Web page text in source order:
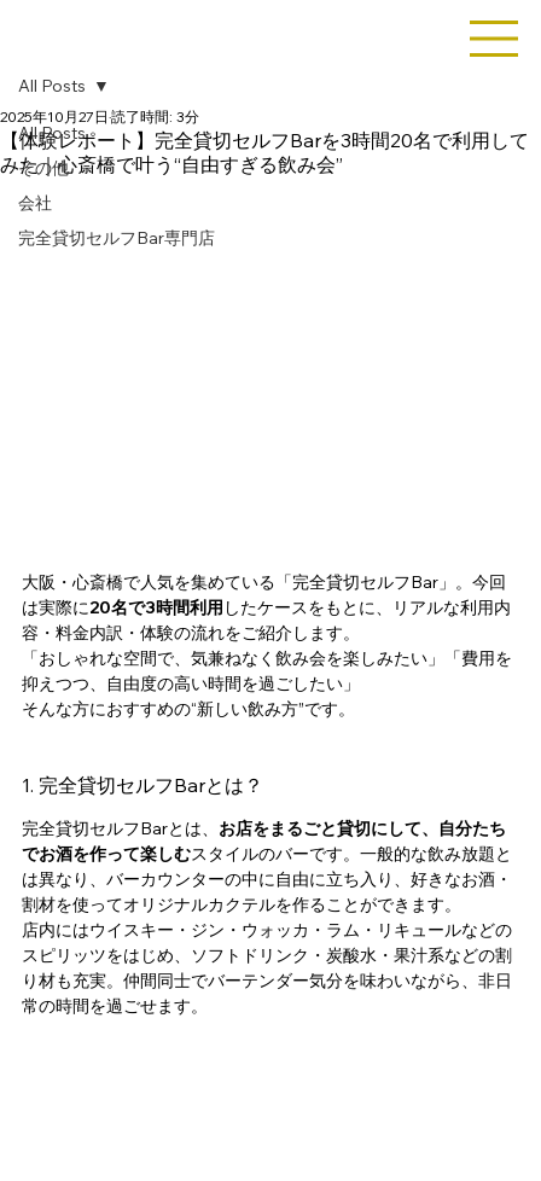
All Posts
その他
会社
完全貸切セルフBar専門店
All Posts
【体験レポート】完全貸切セルフBarを3時間20名で利用して
みた｜心斎橋で叶う“自由すぎる飲み会”
2025年10月27日 読了時間: 3分
大阪・心斎橋で人気を集めている「完全貸切セルフBar」。今回
は実際に20名で3時間利用 したケースをもとに、リアルな利用内
容・料金内訳・体験の流れをご紹介します。
「おしゃれな空間で、気兼ねなく飲み会を楽しみたい」「費用を
抑えつつ、自由度の高い時間を過ごしたい」
そんな方におすすめの“新しい飲み方”です。
1. 完全貸切セルフBarとは？
完全貸切セルフBarとは、 お店をまるごと貸切にして、自分たち
でお酒を作って楽しむスタイルのバーです。一般的な飲み放題と
は異なり、バーカウンターの中に自由に立ち入り、好きなお酒・
割材を使ってオリジナルカクテルを作ることができます。
店内にはウイスキー・ジン・ウォッカ・ラム・リキュールなどの
スピリッツをはじめ、ソフトドリンク・炭酸水・果汁系などの割
り材も充実。仲間同士でバーテンダー気分を味わいながら、非日
常の時間を過ごせます。